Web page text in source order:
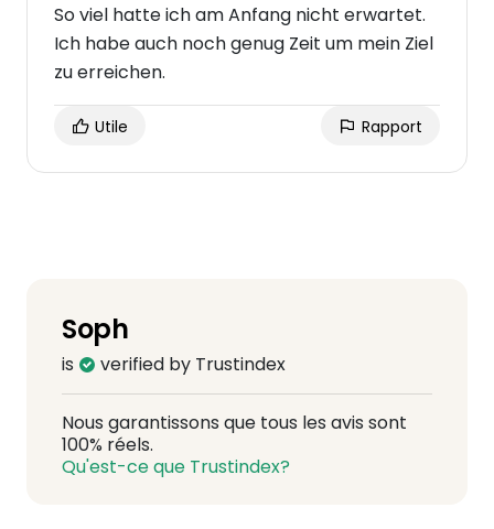
So viel hatte ich am Anfang nicht erwartet.
Ich habe auch noch genug Zeit um mein Ziel
zu erreichen.
Utile Rapport
Soph
is verified by Trustindex
Nous garantissons que tous les avis sont
100% réels.
Qu'est-ce que Trustindex?